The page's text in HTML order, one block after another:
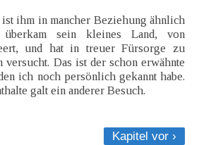
ihm in mancher Beziehung ähnlich
sein kleines Land, von
und hat in treuer Fürsorge zu
versucht. Das ist der schon erwähnte
ich noch persönlich gekannt habe.
galt ein anderer Besuch.
Kapitel vor ›